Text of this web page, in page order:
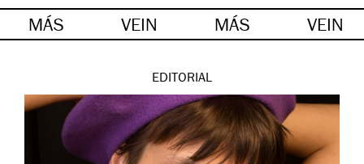
MÁS VEIN MÁS VEIN
EDITORIAL